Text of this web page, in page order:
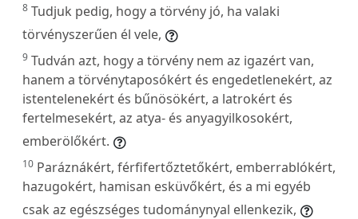
8 Tudjuk pedig, hogy a törvény jó, ha valaki
törvényszerűen él vele,
9 Tudván azt, hogy a törvény nem az igazért van,
hanem a törvénytaposókért és engedetlenekért, az
istentelenekért és bűnösökért, a latrokért és
fertelmesekért, az atya- és anyagyilkosokért,
emberölőkért.
10 Paráznákért, férfifertőztetőkért, emberrablókért,
hazugokért, hamisan esküvőkért, és a mi egyéb
csak az egészséges tudománynyal ellenkezik,